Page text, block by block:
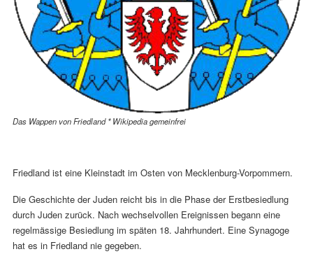
Das Wappen von Friedland * Wikipedia gemeinfrei
Friedland ist eine Kleinstadt im Osten von Mecklenburg-Vorpommern.
Die Geschichte der Juden reicht bis in die Phase der Erstbesiedlung
durch Juden zurück. Nach wechselvollen Ereignissen begann eine
regelmässige Besiedlung im späten 18. Jahrhundert. Eine Synagoge
hat es in Friedland nie gegeben.